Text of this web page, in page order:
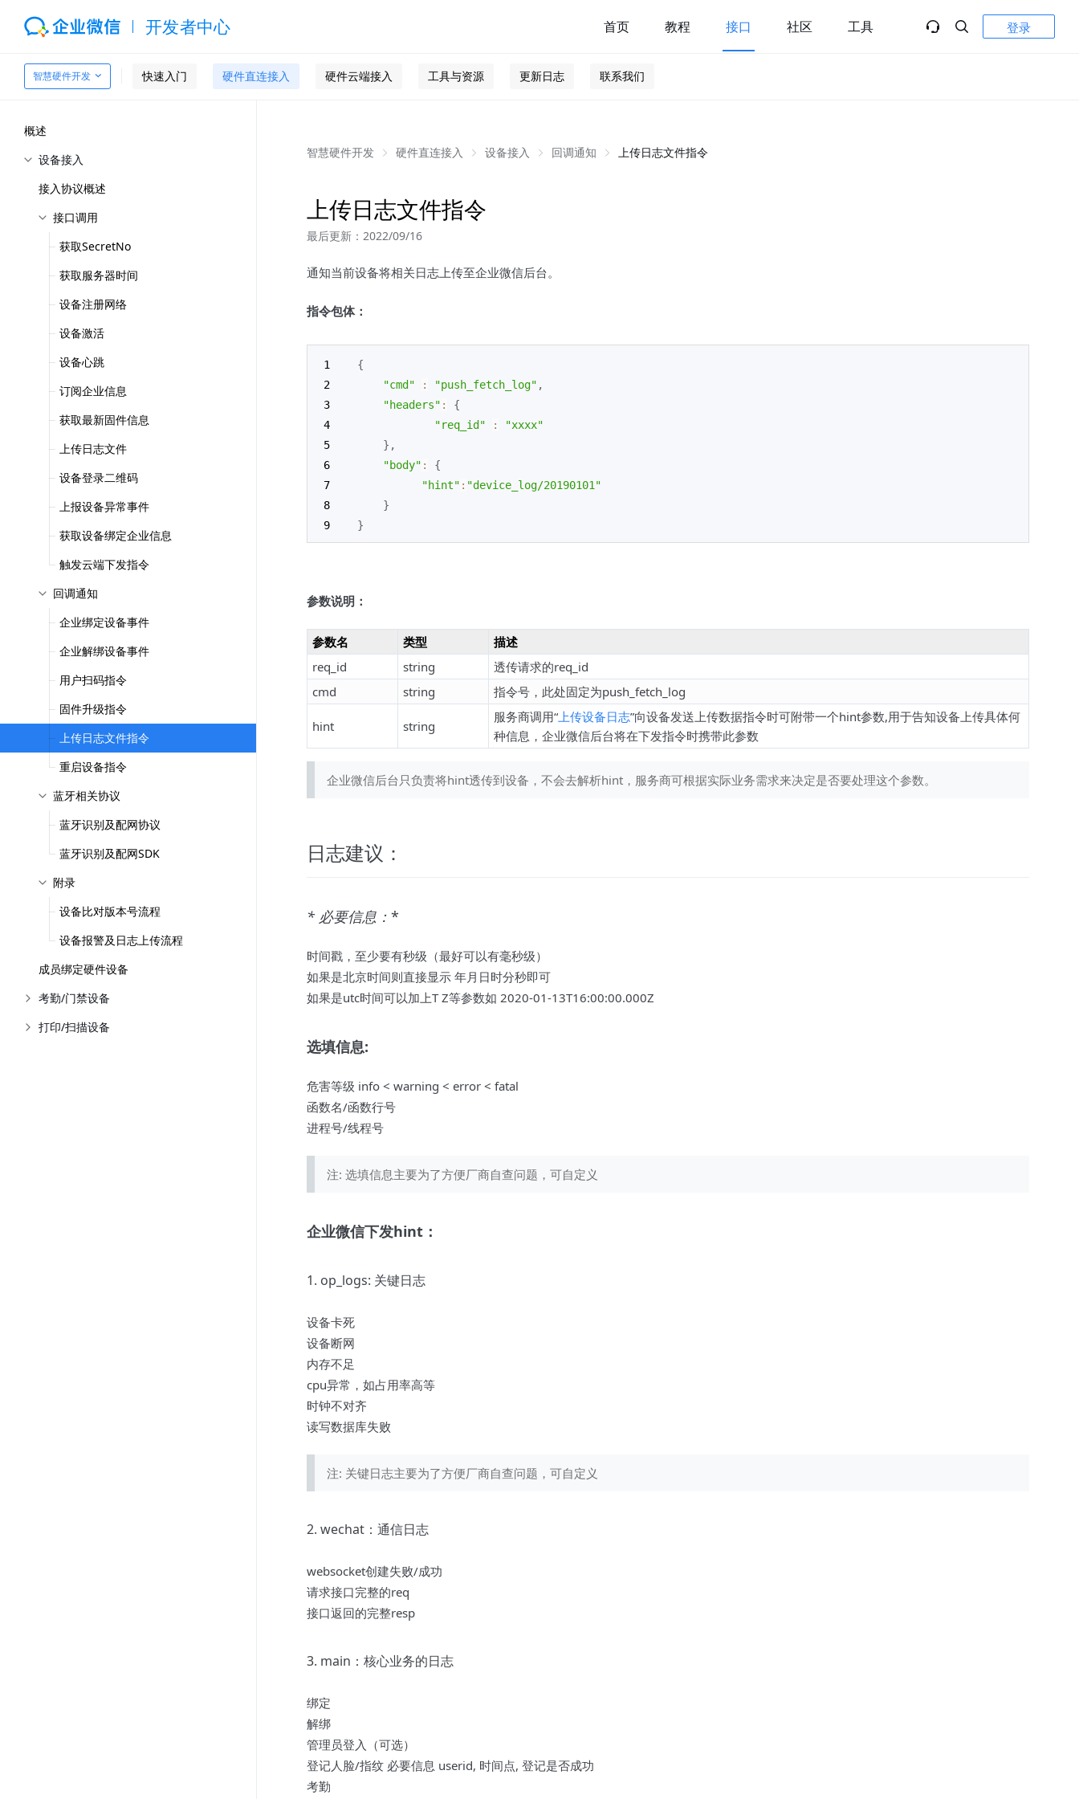
开发者中心 首页 教程 接口 社区 工具 登录
智慧硬件开发 快速入门 硬件直连接入 硬件云端接入 工具与资源 更新日志 联系我们
概述
设备接入
接入协议概述
接口调用
获取SecretNo
获取服务器时间
设备注册网络
设备激活
设备心跳
订阅企业信息
获取最新固件信息
上传日志文件
设备登录二维码
上报设备异常事件
获取设备绑定企业信息
触发云端下发指令
回调通知
企业绑定设备事件
企业解绑设备事件
用户扫码指令
固件升级指令
上传日志文件指令
重启设备指令
蓝牙相关协议
蓝牙识别及配网协议
蓝牙识别及配网SDK
附录
设备比对版本号流程
设备报警及日志上传流程
成员绑定硬件设备
考勤/门禁设备
打印/扫描设备
智慧硬件开发 硬件直连接入 设备接入 回调通知 上传日志文件指令
上传日志文件指令
最后更新：2022/09/16
通知当前设备将相关日志上传至企业微信后台。
指令包体：
{
"cmd"
: "push_fetch_log" ,
"headers" :
{
"req_id"
:
"xxxx"
} ,
"body" :
{
"hint" : "device_log/20190101"
}
}
参数说明：
参数名 类型
描述
req_id
string
透传请求的req_id
cmd
string 指令号，此处固定为push_fetch_log
hint string
服务商调用“上传设备日志”向设备发送上传数据指令时可附带一个hint参数,用于告知设备上传具体何
种信息，企业微信后台将在下发指令时携带此参数
企业微信后台只负责将hint透传到设备，不会去解析hint，服务商可根据实际业务需求来决定是否要处理这个参数。
日志建议：
* 必要信息： *
时间戳，至少要有秒级（最好可以有毫秒级）
如果是北京时间则直接显示 年月日时分秒即可
如果是utc时间可以加上T Z等参数如 2020-01-13T16:00:00.000Z
选填信息:
危害等级 info < warning < error < fatal
函数名/函数行号
进程号/线程号
注: 选填信息主要为了方便厂商自查问题，可自定义
企业微信下发hint：
1. op_logs: 关键日志
设备卡死
设备断网
内存不足
cpu异常，如占用率高等
时钟不对齐
读写数据库失败
注: 关键日志主要为了方便厂商自查问题，可自定义
2. wechat：通信日志
websocket创建失败/成功
请求接口完整的req
接口返回的完整resp
3. main：核心业务的日志
绑定
解绑
管理员登入（可选）
登记人脸/指纹 必要信息 userid, 时间点, 登记是否成功
考勤